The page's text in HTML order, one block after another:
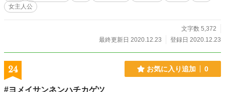
女主人公
文字数 5,372
最終更新日 2020.12.23
登録日 2020.12.23
24 お気に入り追加 0
#ヨメイサンネンハチカゲツ